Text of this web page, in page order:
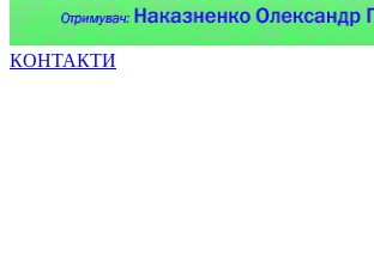
КОНТАКТИ